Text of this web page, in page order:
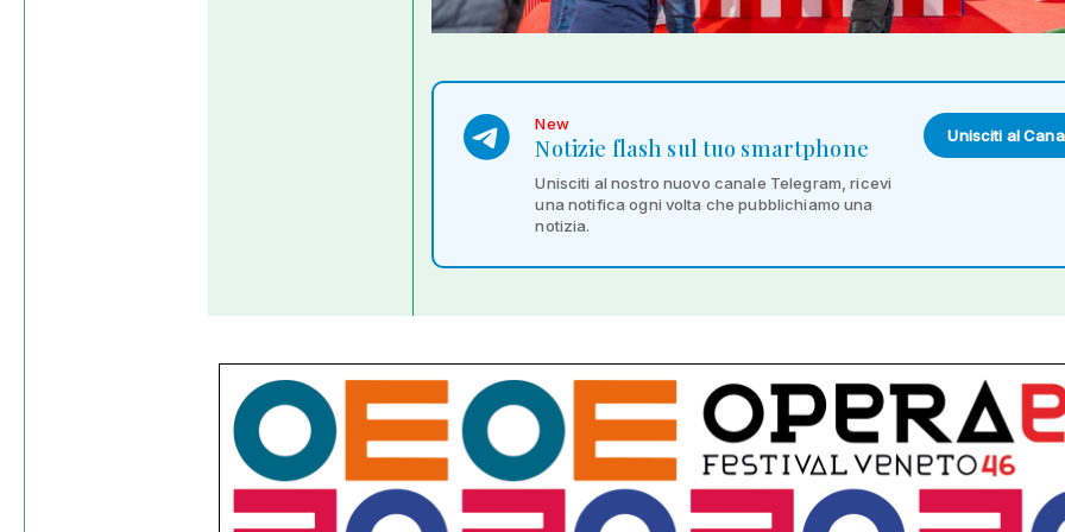
New
Notizie flash sul tuo smartphone
Unisciti al nostro nuovo canale Telegram, ricevi
una notifica ogni volta che pubblichiamo una
notizia.
Unisciti al